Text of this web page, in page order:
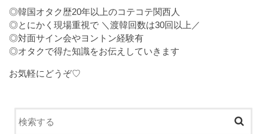
◎韓国オタク歴20年以上のコテコテ関西人
◎とにかく現場重視で ＼渡韓回数は30回以上／
◎対面サイン会やヨントン経験有
◎オタクで得た知識をお伝えしていきます
お気軽にどうぞ♡